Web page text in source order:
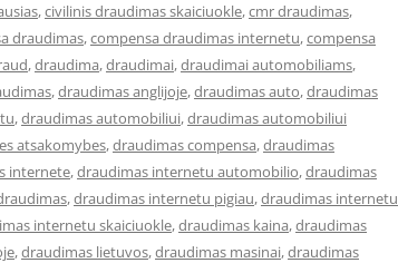
,civilinis draudimas skaiciuokle,cmr draudimas,
draudimas,compensa draudimas internetu,compensa
,draudima,draudimai,draudimai automobiliams,
,draudimas anglijoje,draudimas auto,draudimas
,draudimas automobiliui,draudimas automobiliui
atsakomybes,draudimas compensa,draudimas
internete,draudimas internetu automobilio,draudimas
,draudimas internetu pigiau,draudimas internetu
internetu skaiciuokle,draudimas kaina,draudimas
,draudimas lietuvos,draudimas masinai,draudimas